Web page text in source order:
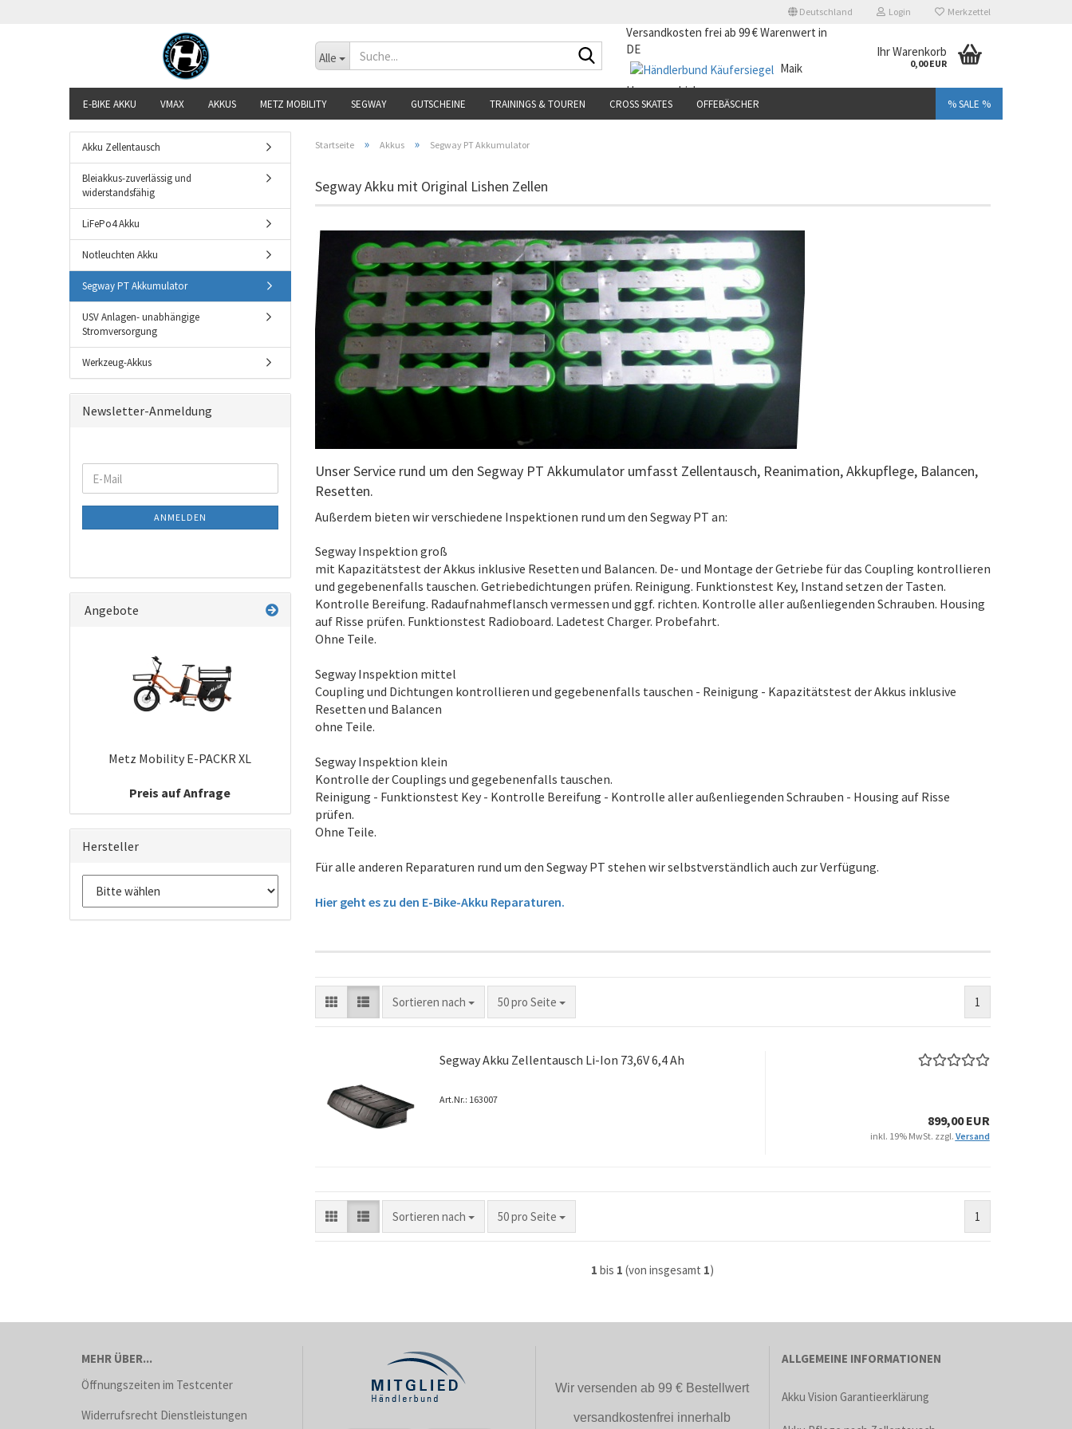
Deutschland Login Merkzettel
Alle
Suche...
Versandkosten frei ab 99 € Warenwert in
DE
Maik
Hammerschick
Ihr Warenkorb
0,00 EUR
E-BIKE AKKU VMAX AKKUS METZ MOBILITY SEGWAY GUTSCHEINE TRAININGS & TOUREN CROSS SKATES OFFEBÄSCHER % SALE %
Startseite » Akkus » Segway PT Akkumulator
Segway Akku mit Original Lishen Zellen
Unser Service rund um den Segway PT Akkumulator umfasst Zellentausch, Reanimation, Akkupflege, Balancen,
Resetten.
Außerdem bieten wir verschiedene Inspektionen rund um den Segway PT an:
Segway Inspektion groß
mit Kapazitätstest der Akkus inklusive Resetten und Balancen. De- und Montage der Getriebe für das Coupling kontrollieren
und gegebenenfalls tauschen. Getriebedichtungen prüfen. Reinigung. Funktionstest Key, Instand setzen der Tasten.
Kontrolle Bereifung. Radaufnahmeflansch vermessen und ggf. richten. Kontrolle aller außenliegenden Schrauben. Housing
auf Risse prüfen. Funktionstest Radioboard. Ladetest Charger. Probefahrt.
Ohne Teile.
Segway Inspektion mittel
Coupling und Dichtungen kontrollieren und gegebenenfalls tauschen - Reinigung - Kapazitätstest der Akkus inklusive
Resetten und Balancen
ohne Teile.
Segway Inspektion klein
Kontrolle der Couplings und gegebenenfalls tauschen.
Reinigung - Funktionstest Key - Kontrolle Bereifung - Kontrolle aller außenliegenden Schrauben - Housing auf Risse
prüfen.
Ohne Teile.
Für alle anderen Reparaturen rund um den Segway PT stehen wir selbstverständlich auch zur Verfügung.
Hier geht es zu den E-Bike-Akku Reparaturen.
Sortieren nach
Sortieren nach 50 pro Seite
pro Seite 1
Segway Akku Zellentausch Li-Ion 73,6V 6,4 Ah
Art.Nr.: 163007
899,00 EUR
inkl. 19% MwSt. zzgl. Versand
Sortieren nach
Sortieren nach 50 pro Seite
pro Seite 1
1 bis 1 (von insgesamt 1)
Akku Zellentausch
Bleiakkus-zuverlässig und
widerstandsfähig
LiFePo4 Akku
Notleuchten Akku
Segway PT Akkumulator
USV Anlagen- unabhängige
Stromversorgung
Werkzeug-Akkus
Newsletter-Anmeldung
WEITER
ZUR
NEWSLETTER-
E-
Mail
ANMELDEN
Angebote
Metz Mobility E-PACKR XL
Preis auf Anfrage
Hersteller
MEHR ÜBER...
Öffnungszeiten im Testcenter
Widerrufsrecht Dienstleistungen
Wir versenden ab 99 € Bestellwert
versandkostenfrei innerhalb
ALLGEMEINE INFORMATIONEN
Akku Vision Garantieerklärung